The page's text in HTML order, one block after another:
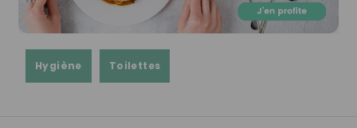
Hygiène Toilettes